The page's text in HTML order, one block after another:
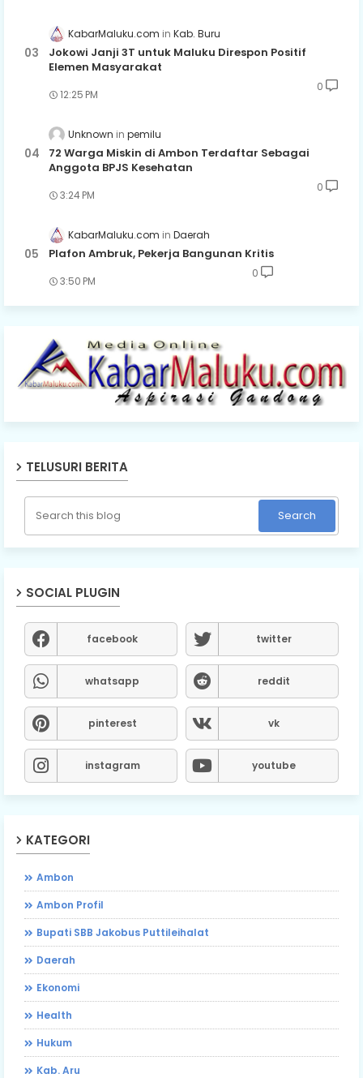
KabarMaluku.com Kab. Buru
Jokowi Janji 3T untuk Maluku Direspon Positif
Elemen Masyarakat
12:25 PM
0
Unknown pemilu
72 Warga Miskin di Ambon Terdaftar Sebagai
Anggota BPJS Kesehatan
3:24 PM
0
KabarMaluku.com Daerah
Plafon Ambruk, Pekerja Bangunan Kritis
3:50 PM
0
TELUSURI BERITA
SOCIAL PLUGIN
facebook twitter
whatsapp reddit
pinterest vk
instagram youtube
KATEGORI
Ambon
Ambon Profil
Bupati SBB Jakobus Puttileihalat
Daerah
Ekonomi
Health
Hukum
Kab. Aru